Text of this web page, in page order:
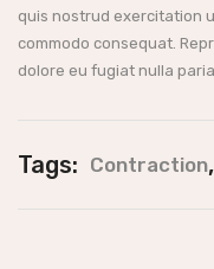
quis nostrud exercitation
commodo consequat.
dolore eu fugiat nulla
Tags: Contraction,